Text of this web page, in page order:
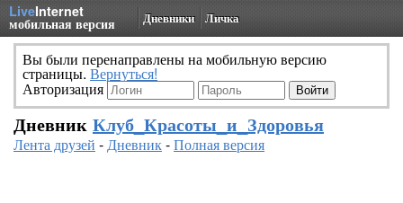
LiveInternet
мобильная версия Дневники Личка
Вы были перенаправлены на мобильную версию
страницы. Вернуться!
Авторизация
Дневник Клуб_Красоты_и_Здоровья
Лента друзей -Дневник-Полная версия